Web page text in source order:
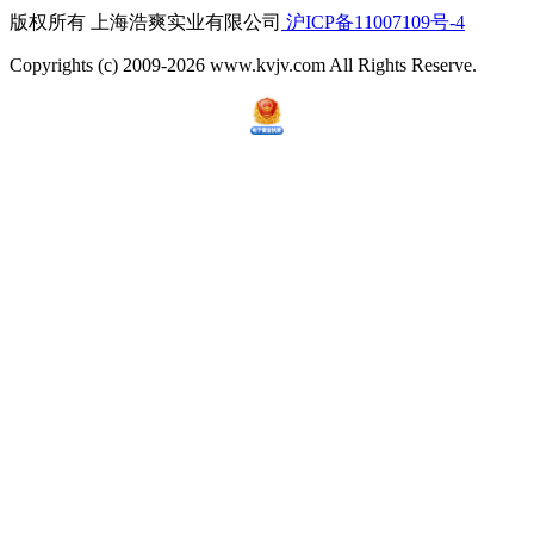
版权所有 上海浩爽实业有限公司 沪ICP备11007109号-4
Copyrights (c) 2009-2026 www.kvjv.com All Rights Reserve.